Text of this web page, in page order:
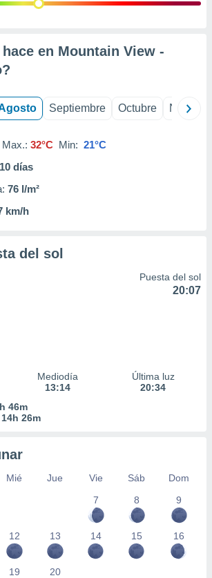
en Mountain View -
?
Septiembre Octubre
Max.: 32°C Min: 21°C
10 días
76 l/m²
km/h
del sol
Puesta del sol
20:07
Mediodía
13:14
Última luz
20:34
46m
14h 26m
Mié Jue Vie Sáb
Dom
7
8 9
12 13 14 15 16
19 20